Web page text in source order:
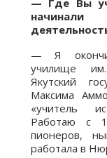
— Где Вы
— Я
училище
Якутский
Максима
«учитель
Работаю с
пионеров,
работала в